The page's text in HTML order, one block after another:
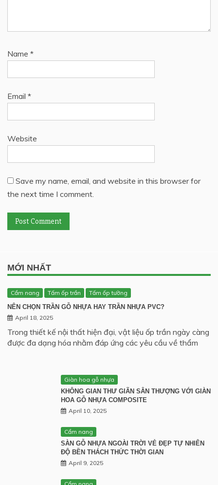
Name *
Email *
Website
Save my name, email, and website in this browser for
the next time I comment.
MỚI NHẤT
Cẩm nang Tấm ốp trần
Tấm ốp tường
NÊN CHỌN TRẦN GỖ NHỰA HAY TRẦN NHỰA PVC?
April 18, 2025
Trong thiết kế nội thất hiện đại, vật liệu ốp trần ngày càng
được đa dạng hóa nhằm đáp ứng các yêu cầu về thẩm
Giàn hoa gỗ nhựa
KHÔNG GIAN THƯ GIÃN SÂN THƯỢNG VỚI GIÀN
HOA GỖ NHỰA COMPOSITE
April 10, 2025
Cẩm nang
SÀN GỖ NHỰA NGOÀI TRỜI VẺ ĐẸP TỰ NHIÊN
ĐỘ BỀN THÁCH THỨC THỜI GIAN
April 9, 2025